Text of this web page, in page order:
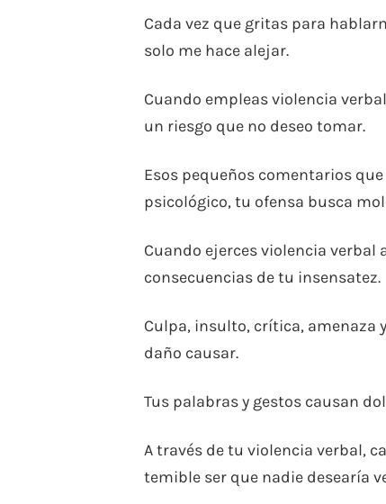
Cada vez que gritas para
solo me hace alejar.
Cuando empleas violencia
un riesgo que no deseo tomar.
Esos pequeños comentarios
psicológico, tu ofensa busca
Cuando ejerces violencia
consecuencias de tu insensatez.
Culpa, insulto, crítica, amenaza
daño causar.
Tus palabras y gestos causan
A través de tu violencia verbal,
temible ser que nadie desearía